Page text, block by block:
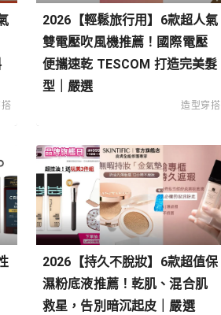
2026【輕鬆旅行用】6款超人氣
雙電壓吹風機推薦！國際電壓
便攜速乾 TESCOM 打造完美髮
型｜嚴選
造型穿搭
2026【持久不脫妝】6款超值保
濕粉底液推薦！乾肌、混合肌
救星，告別暗沉起皮｜嚴選